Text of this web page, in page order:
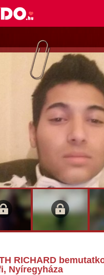
RICHARD
Nyíregyháza